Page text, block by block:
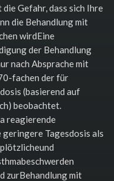
Gefahr, dass sich Ihre
die Behandlung mit
wirdEine
der Behandlung
nach Absprache mit
fachen der für
(basierend auf
beobachtet.
reagierende
Tagesdosis als
zurBehandlung mit